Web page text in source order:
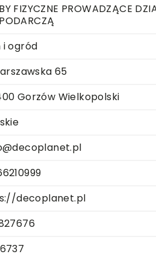
FIZYCZNE PROWADZĄCE
i ogród
65
Gorzów Wielkopolski
decoplanet.pl